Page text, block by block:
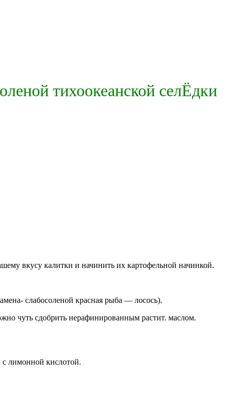
тихоокеанской селЁдки
вкусу калитки и начинить их картофельной начинкой.
слабосоленой красная рыба — лосось).
чуть сдобрить нерафинированным растит. маслом.
с лимонной кислотой.